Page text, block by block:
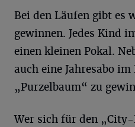
Bei den Läufen gibt es
gewinnen. Jedes Kind
einen kleinen Pokal.
auch eine Jahresabo
„Purzelbaum“ zu
Wer sich für den